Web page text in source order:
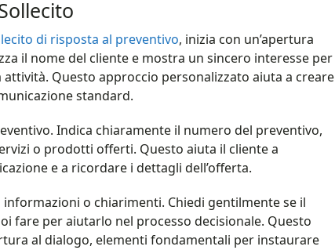
di risposta al preventivo, inizia con un’apertura
il nome del cliente e mostra un sincero interesse per
attività. Questo approccio personalizzato aiuta a creare
standard.
Indica chiaramente il numero del preventivo,
o prodotti offerti. Questo aiuta il cliente a
e a ricordare i dettagli dell’offerta.
o chiarimenti. Chiedi gentilmente se il
fare per aiutarlo nel processo decisionale. Questo
al dialogo, elementi fondamentali per instaurare